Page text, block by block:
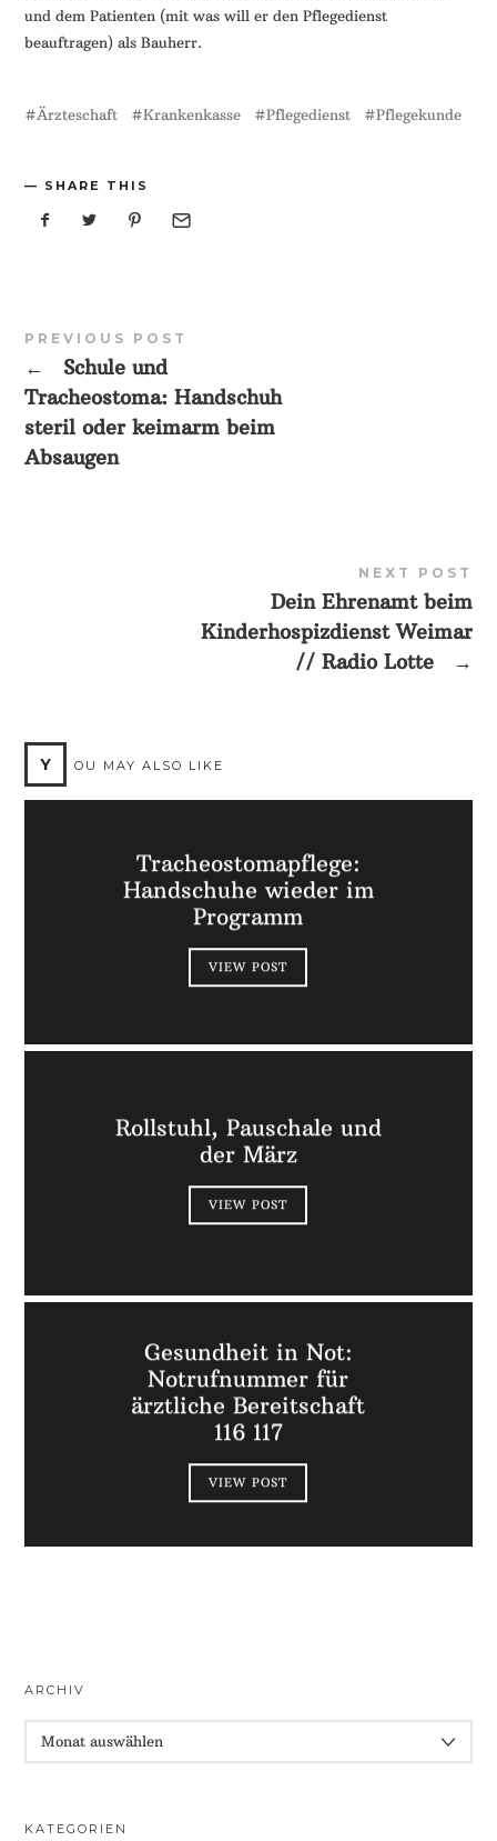
und dem Patienten (mit was will er den Pflegedienst
beauftragen) als Bauherr.
Ärzteschaft Krankenkasse Pflegedienst Pflegekunde
SHARE THIS
PREVIOUS POST
←
Schule und
Tracheostoma: Handschuh
steril oder keimarm beim
Absaugen
NEXT POST
Dein Ehrenamt beim
Kinderhospizdienst Weimar
// Radio Lotte
→
Y OU MAY ALSO LIKE
Tracheostomapflege:
Handschuhe wieder im
Programm
VIEW POST
Rollstuhl, Pauschale und
der März
VIEW POST
Gesundheit in Not:
Notrufnummer für
ärztliche Bereitschaft
116 117
VIEW POST
ARCHIV
KATEGORIEN